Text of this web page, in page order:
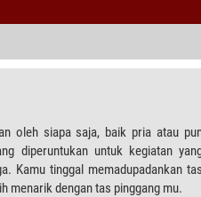
oleh siapa saja, baik pria atau
diperuntukan untuk kegiatan
Kamu tinggal memadupadankan tas
menarik dengan tas pinggang mu.